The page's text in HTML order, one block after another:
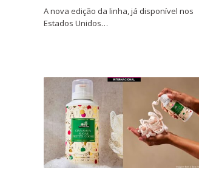
A nova edição da linha, já disponível nos
Estados Unidos…